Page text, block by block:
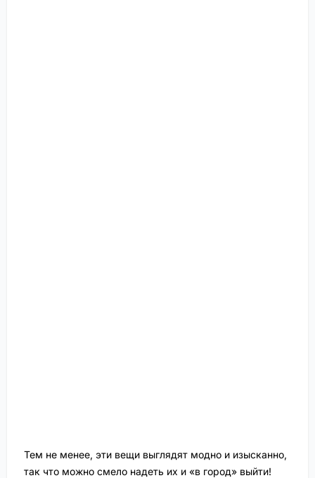
Тем не менее, эти вещи выглядят модно и изысканно,
так что можно смело надеть их и «в город» выйти!